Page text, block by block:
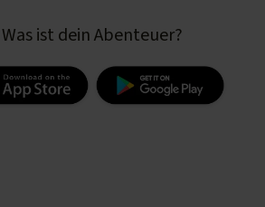
Was ist dein Abenteuer?